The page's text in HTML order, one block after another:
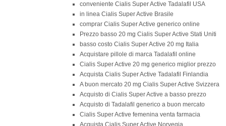
conveniente Cialis Super Active Tadalafil USA
in linea Cialis Super Active Brasile
comprar Cialis Super Active generico online
Prezzo basso 20 mg Cialis Super Active Stati Uniti
basso costo Cialis Super Active 20 mg Italia
Acquistare pillole di marca Tadalafil online
Cialis Super Active 20 mg generico miglior prezzo
Acquista Cialis Super Active Tadalafil Finlandia
A buon mercato 20 mg Cialis Super Active Svizzera
Acquisto di Cialis Super Active a basso prezzo
Acquisto di Tadalafil generico a buon mercato
Cialis Super Active femenina venta farmacia
Acquista Cialis Super Active Norvegia